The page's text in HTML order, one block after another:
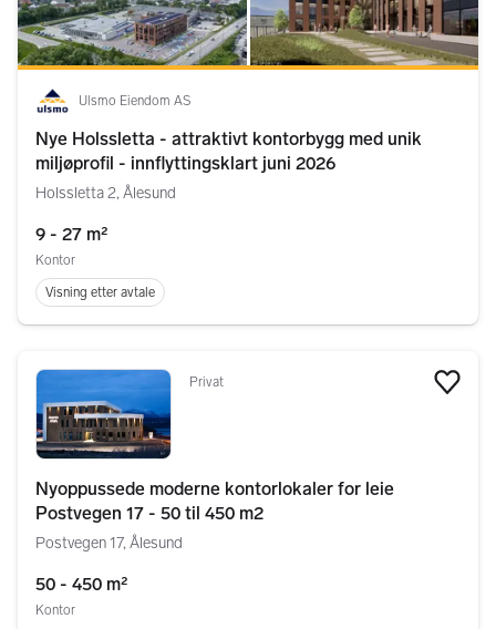
Ulsmo Eiendom AS
Nye Holssletta - attraktivt kontorbygg med unik
miljøprofil - innflyttingsklart juni 2026
Holssletta 2, Ålesund
9 - 27 m²
Kontor
Visning etter avtale
Privat
Nyoppussede moderne kontorlokaler for leie
Postvegen 17 - 50 til 450 m2
Postvegen 17, Ålesund
50 - 450 m²
Kontor